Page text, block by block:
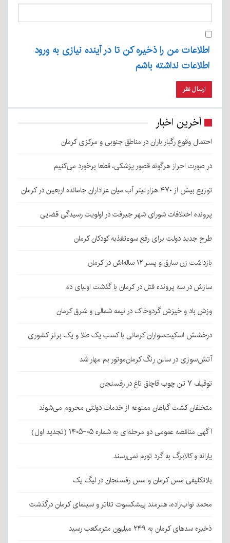
اطلاعات من را ذخیره کن تا در آینده نیازی به ورود
اطلاعات نداشته باشم
آخرین اخبار
احتمال وقوع رگبار باران در مناطق جنوبی و مرکزی کرمان
در صورت احراز هرگونه قصور پزشکی، قطعا برخورد می‌کنیم
توزیع بیش از ۴۷۰ هزار لیتر آب میان عزاداران جامانده اربعین در کرمان
پرونده اختلافات شورای شهر جیرفت در اولویت رسیدگی قضایی
طرح جدید دولت برای رفع سوءتغذیه کودکان کرمان
بازداشت زن سارق و پسر ۱۲ ساله‌اش در کرمان
سازش در سه پرونده قتل در کرمان با گذشت اولیای دم
وزش باد و خیزش گردوخاک در نیمه شمالی و شرق کرمان
درخشش اسکیت‌سواران کرمانی با کسب یک طلا و یک برنز کشوری
آتش‌سوزی در سالن رنگ کرمان‌موتور بم مهار شد
توقیف ۷ تن چوب قاچاق تاغ در رفسنجان
متخلفان کشت گیاهان ممنوعه از خدمات دولتی محروم می‌شوند
آگهی مناقصه عمومی دو مرحله‌ای به شماره ۰۵-۱۴۰۵ (تجدید اول)
یارانه و کالابرگ به گرد تورم نمی‌رسند
بلاتکلیفی مس کرمان و مس رفسنجان در لیگ یک
محمد نواب‌زاده، هنرمند پیشکسوت تئاتر و سینمای کرمان درگذشت
ذخیره سدهای کرمان به ۲۴۹ میلیون مترمکعب رسید